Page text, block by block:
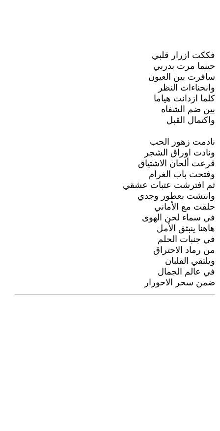
فككت ازرار قلبي
حينما مرت بدربي
سافرت بين العيون
وانحناءات النظر
كلما ازدانت هياما
بين ضم الشفاه
واكتمال القبل
نادمت زهور الحب
ونادت اوراق الشجر
قرعت ألحان الاشتياق
وفتحت باب الغرام
ثم افترشت عتبات عشقي
وانتشت بعطور وجدي
حلقت مع الأماني
في سماء لحن الهوى
هاهنا ينبثق الأمل
في جنبات الحلم
من رماد الاحتراق
ويلتقي القلبان
في عالم الجمال
ضمن سحر الاحورار